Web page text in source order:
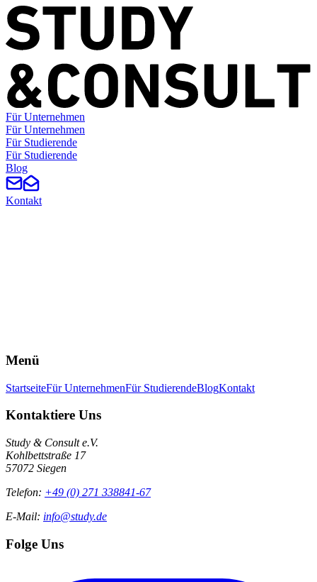
Für Unternehmen
Für Unternehmen
Für Studierende
Für Studierende
Blog
Kontakt
Menü
StartseiteFür UnternehmenFür StudierendeBlogKontakt
Kontaktiere Uns
Study & Consult e.V.
Kohlbettstraße 17
57072 Siegen
Telefon: +49 (0) 271 338841-67
E-Mail: info@study.de
Folge Uns